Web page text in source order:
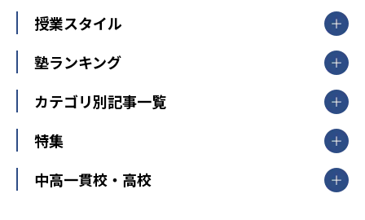
山形県
福島県
関東
東京都
神奈川県
茨城県
栃木県
群馬県
新潟県
中部
愛知県
静岡県
長野県
【掲載塾一覧を見る】
東京個別指導学院
明光義塾
個別教室のトライ
武田塾
授業スタイル
個別指導
オンライン指導
塾ランキング
中学受験ランキング
カテゴリ別記事一覧
中学受験
大学受験
特集
開成番長直伝！子どもの受験を成功させる方法
中高一貫校・高校